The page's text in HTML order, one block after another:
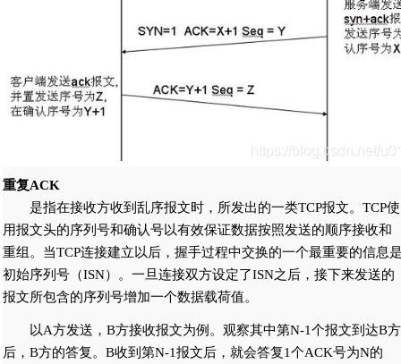
重复ACK
是指在接收方收到乱序报文时，所发出的一类TCP报文。TCP使
用报文头的序列号和确认号以有效保证数据按照发送的顺序接收和
重组。当TCP连接建立以后，握手过程中交换的一个最重要的信息
初始序列号（ISN）。一旦连接双方设定了ISN之后，接下来发送的
报文所包含的序列号增加一个数据载荷值。
以A方发送，B方接收报文为例。观察其中第N-1个报文到达B方
后，B方的答复。B收到第N-1报文后，就会答复1个ACK号为N的